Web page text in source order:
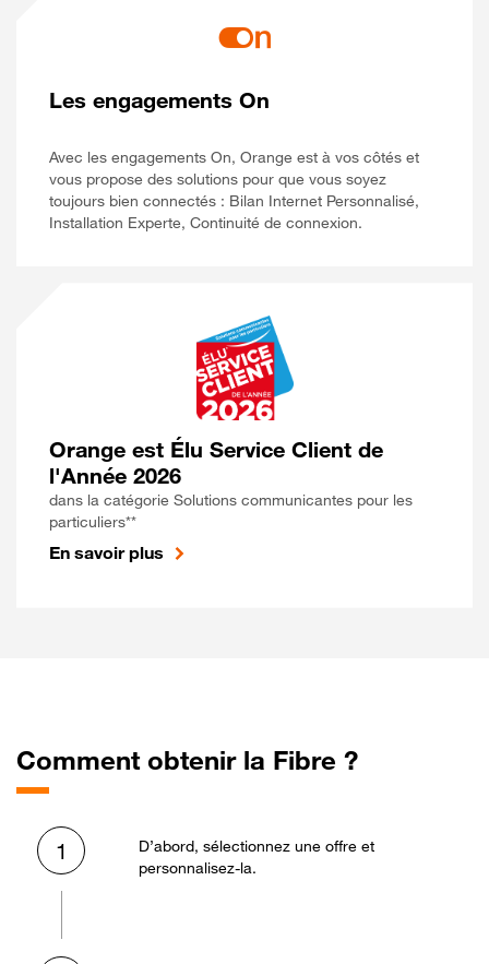
Les engagements On
Avec les engagements On, Orange est à vos côtés et
vous propose des solutions pour que vous soyez
toujours bien connectés : Bilan Internet Personnalisé,
Installation Experte, Continuité de connexion.
Orange est Élu Service Client de
l'Année 2026
dans la catégorie Solutions communicantes pour les
particuliers**
En savoir plus
Comment obtenir la Fibre ?
1
D’abord, sélectionnez une offre et
personnalisez-la.